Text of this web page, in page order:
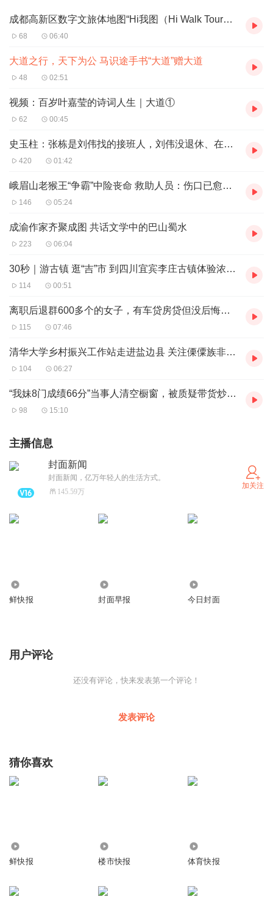
与能，讲信修睦。故人不独亲其亲，不独子其子，使老有所
终，壮有所用，幼有所长，矜寡孤独废疾者皆有所养……是
马识途书写的《礼运》大同篇中的“大道”
出，“深刻把握中华文明的突出特性”。他提到，中华优秀传
统文化有很多重要元素，其中包括“天下为公、天下大同的
社会理想”。
2024年1月13日，农历腊月初三，马老迎来110岁生日。每
有时候也写“寿”字，赠予亲朋好友。110岁生日也不例外。
马老16岁出夔门，寻求报国之路，走上职业革命道路。业余
这个过程中，他始终没有放弃写书法。书法里蕴含有他的思
想，熔铸着他的性格。
在成都居住生活多年的马老，老家在四川忠县。少年时代的
他，在父亲和启蒙老师的教导下习书。马老在汉隶的基础
“大道”开启，让我们一起传承中华文脉、讲好中国故事、增
化。
成都高新区数字文旅体地图“Hi我图（Hi Walk Tour）”发布，中外家庭感受非遗文化魅力
68 06:40
大道之行，天下为公 马识途手书“大道”赠大道
48 02:51
视频：百岁叶嘉莹的诗词人生｜大道①
62 00:45
史玉柱：张栋是刘伟找的接班人，刘伟没退休、在巨人集团担任总裁
420 01:42
峨眉山老猴王“争霸”中险丧命 救助人员：伤口已愈合，但无法返回猴群
146 05:24
成渝作家齐聚成图 共话文学中的巴山蜀水
223 06:04
30秒｜游古镇 逛“吉”市 到四川宜宾李庄古镇体验浓浓年味
114 00:51
离职后退群600多个的女子，有车贷房贷但没后悔回到家乡创业丨新春走基层
115 07:46
清华大学乡村振兴工作站走进盐边县 关注傈僳族非遗传承与创新｜新春走基层
104 06:27
“我妹8门成绩66分”当事人清空橱窗，被质疑带货炒作 封面新闻对话当事人
98 15:10
主播信息
封面新闻
封面新闻，亿万年轻人的生活方式。
145.59万
加关注
鲜快报 封面早报 今日封面
用户评论
还没有评论，快来发表第一个评论！
发表评论
猜你喜欢
鲜快报 楼市快报 体育快报